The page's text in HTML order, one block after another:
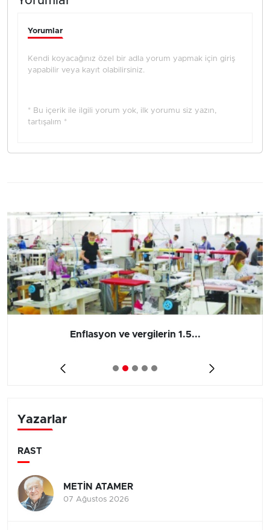
Yorumlar
Kendi koyacağınız özel bir adla yorum yapmak için giriş
yapabilir veya kayıt olabilirsiniz.
* Bu içerik ile ilgili yorum yok, ilk yorumu siz yazın,
tartışalım *
Enflasyon ve vergilerin 1.5...
Yazarlar
RAST
METİN ATAMER
07 Ağustos 2026